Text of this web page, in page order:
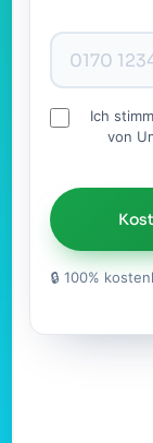
Ich
von
🔒 100%